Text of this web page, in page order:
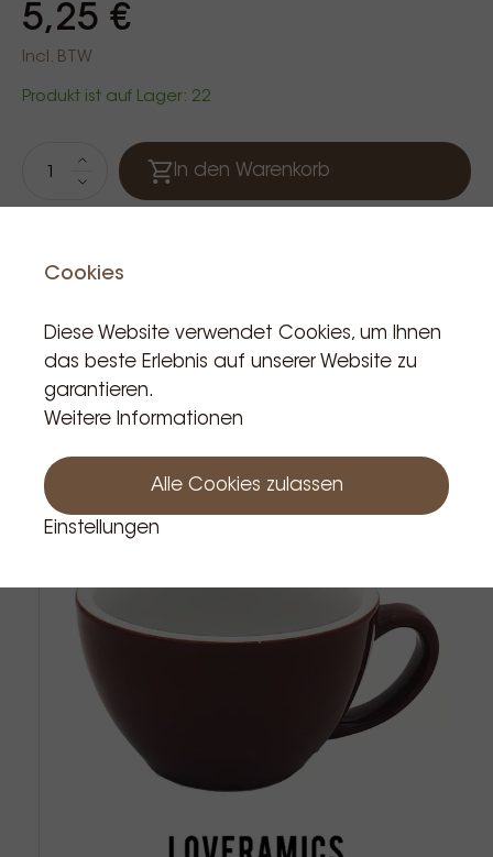
5,25 €
Incl. BTW
Produkt ist auf Lager: 22
In den Warenkorb
Verwandte Produkte
Cookies
Diese Website verwendet Cookies, um Ihnen
das beste Erlebnis auf unserer Website zu
garantieren.
Weitere Informationen
Alle Cookies zulassen
Einstellungen